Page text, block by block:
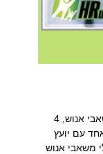
חבילת תוכן כזו עדיין לא נראה בישראל: 2 כנסי משאבי אנוש, 4
עם יועץ
משאבי אנוש